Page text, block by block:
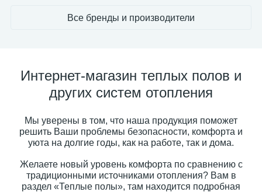
Все бренды и производители
Интернет-магазин теплых полов и
других систем отопления
Мы уверены в том, что наша продукция поможет
решить Ваши проблемы безопасности, комфорта и
уюта на долгие годы, как на работе, так и дома.
Желаете новый уровень комфорта по сравнению с
традиционными источниками отопления? Вам в
раздел «Теплые полы», там находится подробная